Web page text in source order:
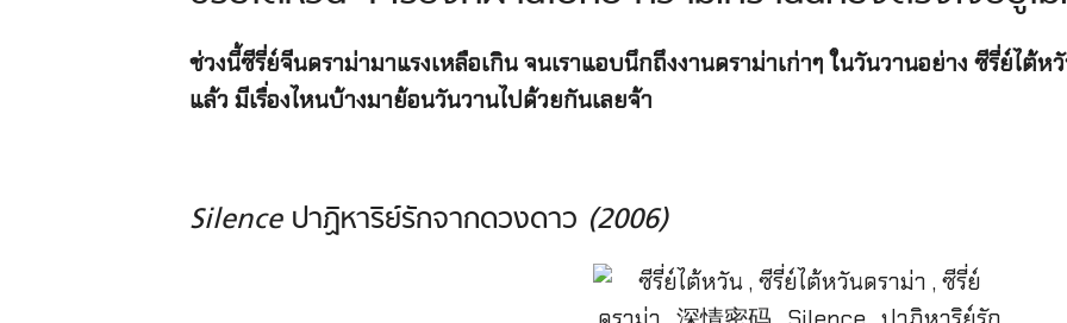
ช่วงนี้ซีรี่ย์จีนดราม่ามาแรงเหลือเกิน จนเราแอบนึกถึงงานดราม่าเก่าๆ ในวันวานอย่าง ซีรี่ย์ไต้
แล้ว มีเรื่องไหนบ้างมาย้อนวันวานไปด้วยกันเลยจ้า
Silence ปาฏิหาริย์รักจากดวงดาว (2006)